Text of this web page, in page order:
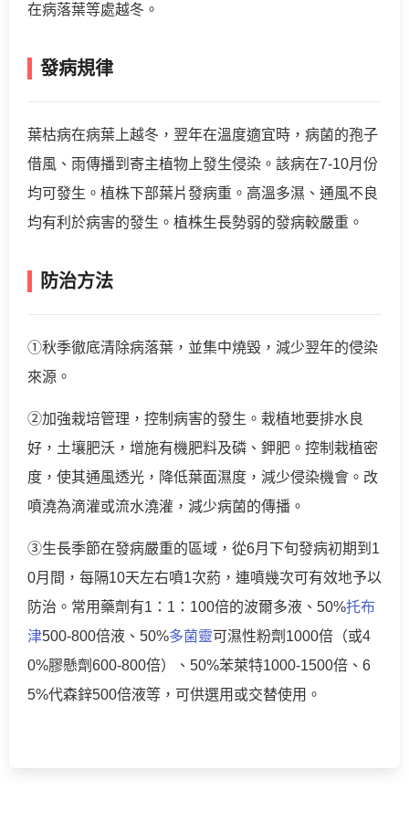
在病落葉等處越冬。
發病規律
葉枯病在病葉上越冬，翌年在溫度適宜時，病菌的孢子
借風、雨傳播到寄主植物上發生侵染。該病在7-10月份
均可發生。植株下部葉片發病重。高溫多濕、通風不良
均有利於病害的發生。植株生長勢弱的發病較嚴重。
防治方法
①秋季徹底清除病落葉，並集中燒毀，減少翌年的侵染
來源。
②加強栽培管理，控制病害的發生。栽植地要排水良
好，土壤肥沃，增施有機肥料及磷、鉀肥。控制栽植密
度，使其通風透光，降低葉面濕度，減少侵染機會。改
噴澆為滴灌或流水澆灌，減少病菌的傳播。
③生長季節在發病嚴重的區域，從6月下旬發病初期到1
0月間，每隔10天左右噴1次葯，連噴幾次可有效地予以
防治。常用藥劑有1：1：100倍的波爾多液、50%托布
津500-800倍液、50%多菌靈可濕性粉劑1000倍（或4
0%膠懸劑600-800倍）、50%苯萊特1000-1500倍、6
5%代森鋅500倍液等，可供選用或交替使用。